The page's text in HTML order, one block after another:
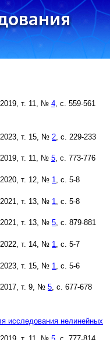
т. 11, № 4, с. 559-561
, 2023, т. 15, № 2 , с. 229-233
т. 11, № 5, с. 773-776
, 2020, т. 12, № 1
, с. 5-8
, 2021, т. 13, № 1
, с. 5-8
т. 13, № 5, с. 879-881
, 2022, т. 14, № 1
, с. 5-7
, 2023, т. 15, № 1
, с. 5-6
т. 9, № 5, с. 677-678
исследования нелинейных